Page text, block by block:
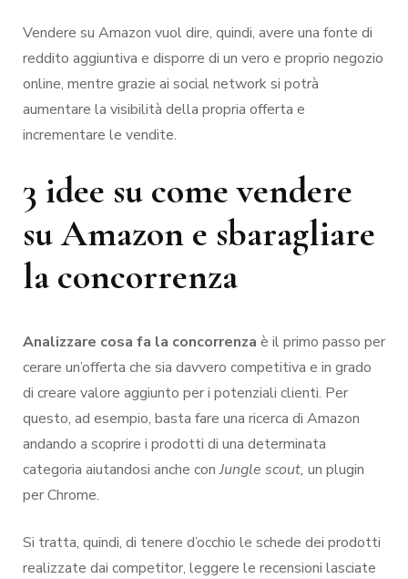
Vendere su Amazon vuol dire, quindi, avere una fonte di
reddito aggiuntiva e disporre di un vero e proprio negozio
online, mentre grazie ai social network si potrà
aumentare la visibilità della propria offerta e
incrementare le vendite.
3 idee su come vendere
su Amazon e sbaragliare
la concorrenza
Analizzare cosa fa la concorrenza è il primo passo per
cerare un’offerta che sia davvero competitiva e in grado
di creare valore aggiunto per i potenziali clienti. Per
questo, ad esempio, basta fare una ricerca di Amazon
andando a scoprire i prodotti di una determinata
categoria aiutandosi anche conJungle scout, un plugin
per Chrome.
Si tratta, quindi, di tenere d’occhio le schede dei prodotti
realizzate dai competitor, leggere le recensioni lasciate